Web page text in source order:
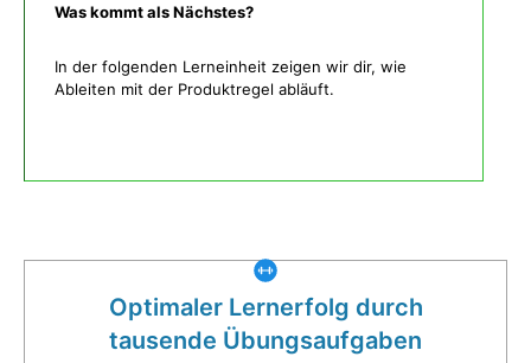
Was kommt als Nächstes?
In der folgenden Lerneinheit zeigen wir dir, wie
Ableiten mit der Produktregel abläuft.
Optimaler Lernerfolg durch
tausende Übungsaufgaben